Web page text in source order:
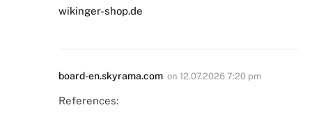
wikinger-shop.de
board-en.skyrama.com on 12.07.2026 7:20 pm
References: